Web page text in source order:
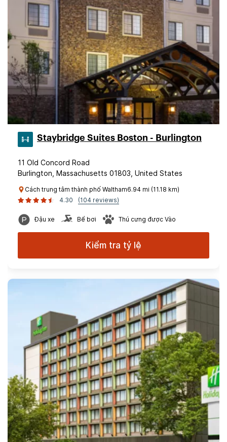
Staybridge Suites Boston - Burlington
11 Old Concord Road
Burlington, Massachusetts 01803, United States
Cách trung tâm thành phố Waltham6.94 mi (11.18 km)
4.30
(104 reviews)
Đậu xe Bể bơi Thú cưng được Vào
Kiểm tra tỷ lệ